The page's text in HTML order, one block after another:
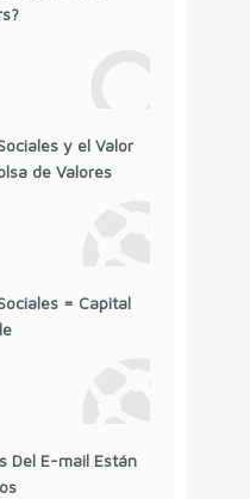
y el Valor
de Valores
= Capital
Del E-mail Están